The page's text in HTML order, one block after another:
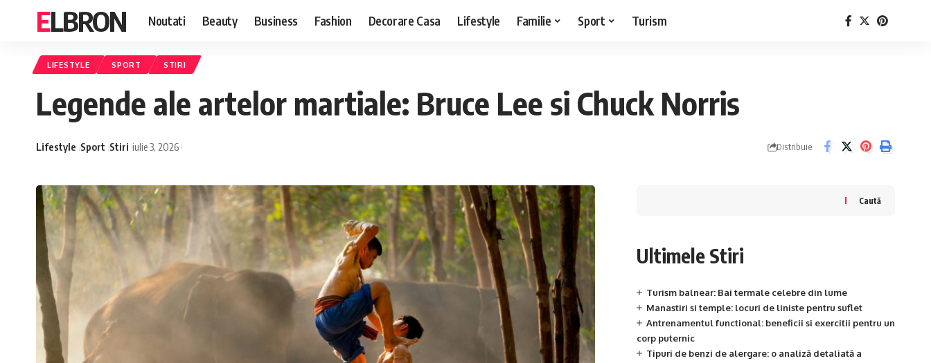
ELBRON Noutati Beauty Business Fashion Decorare Casa Lifestyle Familie Sport Turism
LIFESTYLE SPORT STIRI
Legende ale artelor martiale: Bruce Lee si Chuck Norris
Lifestyle Sport Stiri iulie 3, 2026 Distribuie
Caută
Ultimele Stiri
Turism balnear: Bai termale celebre din lume
Manastiri si temple: locuri de liniste pentru suflet
Antrenamentul functional: beneficii si exercitii pentru un
corp puternic
Tipuri de benzi de alergare: o analiză detaliată a